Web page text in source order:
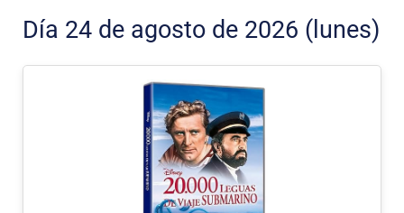
Día 24 de agosto de 2026 (lunes)